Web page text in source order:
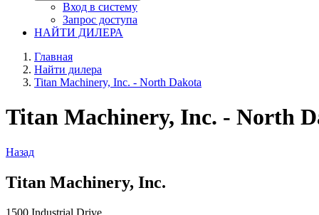
Вход в систему
Запрос доступа
НАЙТИ ДИЛЕРА
Главная
Найти дилера
Titan Machinery, Inc. - North Dakota
Titan Machinery, Inc. - North
Назад
Titan Machinery, Inc.
1500 Industrial Drive